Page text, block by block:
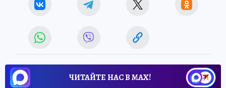
ЧИТАЙТЕ НАС В МАХ!